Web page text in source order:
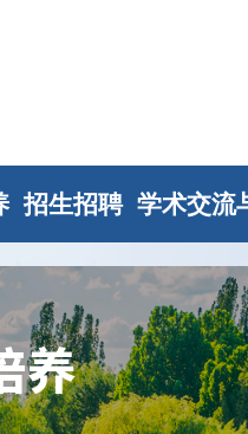
招生招聘 学术交流
养